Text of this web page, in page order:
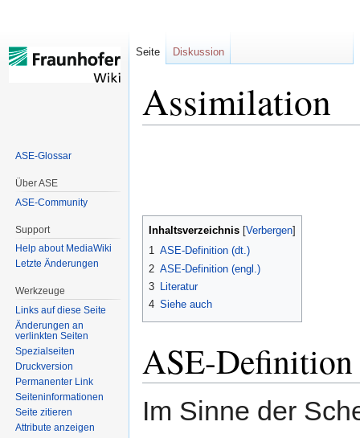
Assimilation
Inhaltsverzeichnis
1 ASE-Definition (dt.)
2 ASE-Definition (engl.)
3 Literatur
4 Siehe auch
ASE-
​​Im Sinne der
Seite Diskussion
ASE-Glossar
Über ASE
ASE-Community
Support
Help about MediaWiki
Letzte Änderungen
Werkzeuge
Links auf diese Seite
Änderungen an
verlinkten Seiten
Spezialseiten
Druckversion
Permanenter Link
Seiten­informationen
Seite zitieren
Attribute anzeigen